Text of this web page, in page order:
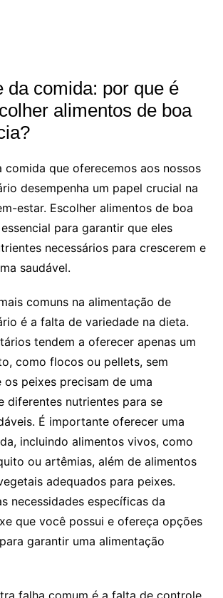
da ​comida: por que é
alimentos de boa
⁣comida ‍que oferecemos aos nossos
‍desempenha⁣ um papel ⁢crucial na
estar. Escolher alimentos de boa
para garantir que eles
necessários⁤ para crescerem e
saudável.‌
comuns na alimentação de
⁤é a falta de⁣ variedade na dieta.
tendem ⁤a oferecer ⁤apenas um
‌como flocos ou pellets, sem
os ‌peixes precisam de⁣ uma
​diferentes nutrientes para ⁣se
É importante oferecer uma
incluindo alimentos vivos, como
ou artêmias, além ‍de alimentos
adequados ‌para peixes.
necessidades específicas da
que você possui e​ ofereça​ opções
garantir uma alimentação​